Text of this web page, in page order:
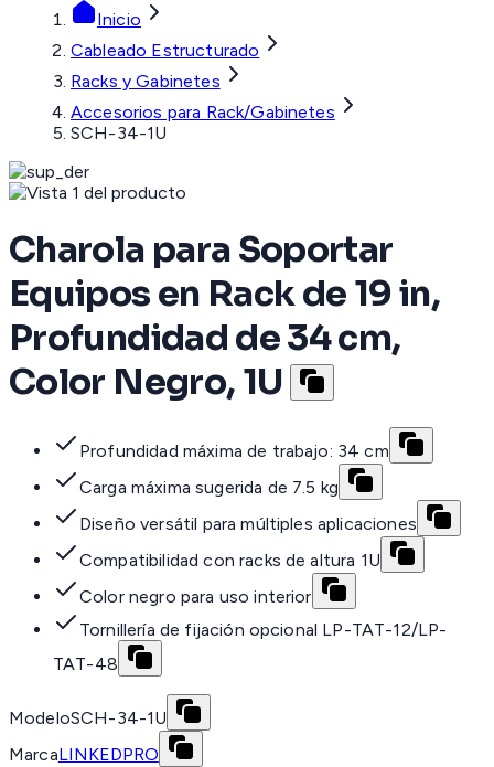
Inicio
Cableado Estructurado
Racks y Gabinetes
Accesorios para Rack/Gabinetes
SCH-34-1U
Charola para Soportar
Equipos en Rack de 19 in,
Profundidad de 34 cm,
Color Negro, 1U
Profundidad máxima de trabajo: 34 cm
Carga máxima sugerida de 7.5 kg
Diseño versátil para múltiples aplicaciones
Compatibilidad con racks de altura 1U
Color negro para uso interior
Tornillería de fijación opcional LP-TAT-12/LP-
TAT-48
ModeloSCH-34-1U
MarcaLINKEDPRO